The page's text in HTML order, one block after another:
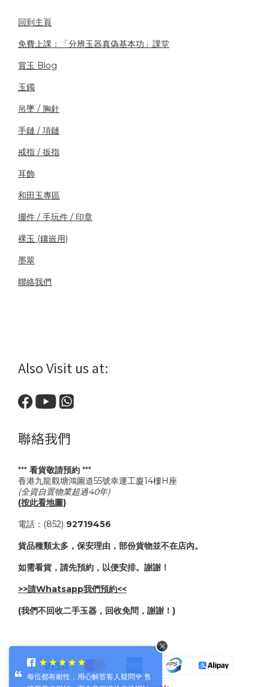
回到主頁
免費上課：「分辨玉器真偽基本功」課堂
賞玉 Blog
玉鐲
吊墜 / 胸針
手鏈 / 項鏈
戒指 / 扳指
耳飾
和田玉專區
擺件 / 手玩件 / 印章
裸玉 (鑲嵌用)
墨翠
聯絡我們
Also Visit us at:
聯絡我們
*** 看貨敬請預約 ***
香港九龍觀塘鴻圖道55號幸運工廈14樓H座
(全資自置物業超過40年)
(按此看地圖)
電話：(852) 92719456
貨品種類太多，保安理由，部份貨物並不在店內。
如需看貨，請先預約，以便安排。謝謝！
>>請Whatsapp我們預約<<
(我們不回收二手玉器，回收免問，謝謝！)
每位都有耐性，用心解答客人疑問🌹 售